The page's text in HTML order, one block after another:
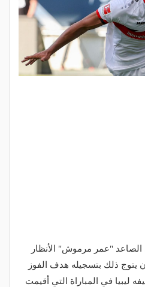
"عمر مرموش" الأنظار
أن يتوج ذلك بتسجيله هدف الفوز
في المباراة التي أقيمت